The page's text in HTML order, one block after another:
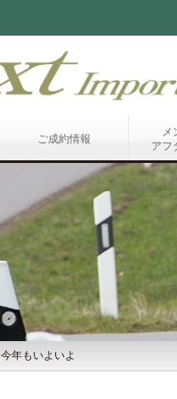
ご成約情報
メ
アフ
今年もいよいよ